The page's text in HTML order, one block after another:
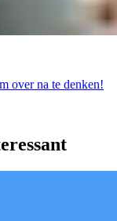
over na te denken!